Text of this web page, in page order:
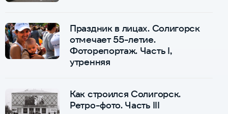
Праздник в лицах. Солигорск
отмечает 55-летие.
Фоторепортаж. Часть I,
утренняя
Как строился Солигорск.
Ретро-фото. Часть III